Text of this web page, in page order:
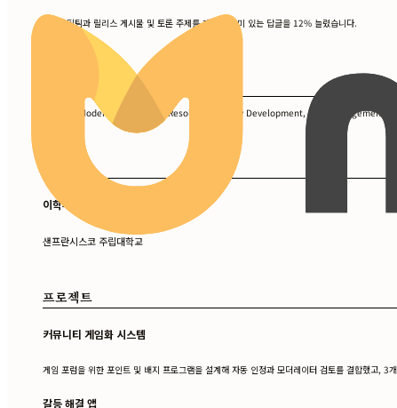
• 마케팅팀과 릴리스 게시물 및 토론 주제를 개선해 의미 있는 답글을 12% 늘렸습니다.
Content Moderation, Conflict Resolution, Policy Development, User Engagement
이학사, 커뮤니케이션 연구
샌프란시스코 주립대학교
프로젝트
커뮤니티 게임화 시스템
게임 포럼을 위한 포인트 및 배지 프로그램을 설계해 자동 인정과 모더레이터 검토를 결합했고, 3
갈등 해결 앱